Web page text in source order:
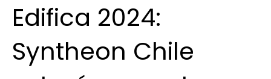
Edifica 2024:
Syntheon Chile